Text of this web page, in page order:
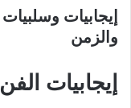
إيجابيات
والزمن
إيجابيات الفن